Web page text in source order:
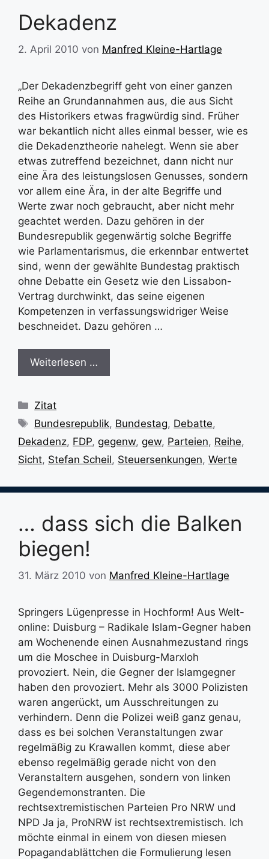
Dekadenz
2. April 2010 von Manfred Kleine-Hartlage
„Der Dekadenzbegriff geht von einer ganzen
Reihe an Grundannahmen aus, die aus Sicht
des Historikers etwas fragwürdig sind. Früher
war bekantlich nicht alles einmal besser, wie es
die Dekadenztheorie nahelegt. Wenn sie aber
etwas zutreffend bezeichnet, dann nicht nur
eine Ära des leistungslosen Genusses, sondern
vor allem eine Ära, in der alte Begriffe und
Werte zwar noch gebraucht, aber nicht mehr
geachtet werden. Dazu gehören in der
Bundesrepublik gegenwärtig solche Begriffe
wie Parlamentarismus, die erkennbar entwertet
sind, wenn der gewählte Bundestag praktisch
ohne Debatte ein Gesetz wie den Lissabon-
Vertrag durchwinkt, das seine eigenen
Kompetenzen in verfassungswidriger Weise
beschneidet. Dazu gehören …
Weiterlesen …
Kategorien
Zitat
Schlagwörter
Bundesrepublik, Bundestag, Debatte,
Dekadenz, FDP, gegenw, gew, Parteien, Reihe,
Sicht, Stefan Scheil, Steuersenkungen, Werte
… dass sich die Balken
biegen!
31. März 2010 von Manfred Kleine-Hartlage
Springers Lügenpresse in Hochform! Aus Welt-
online: Duisburg – Radikale Islam-Gegner haben
am Wochenende einen Ausnahmezustand rings
um die Moschee in Duisburg-Marxloh
provoziert. Nein, die Gegner der Islamgegner
haben den provoziert. Mehr als 3000 Polizisten
waren angerückt, um Ausschreitungen zu
verhindern. Denn die Polizei weiß ganz genau,
dass es bei solchen Veranstaltungen zwar
regelmäßig zu Krawallen kommt, diese aber
ebenso regelmäßig gerade nicht von den
Veranstaltern ausgehen, sondern von linken
Gegendemonstranten. Die
rechtsextremistischen Parteien Pro NRW und
NPD Ja ja, ProNRW ist rechtsextremistisch. Ich
möchte einmal in einem von diesen miesen
Popagandablättchen die Formulierung lesen